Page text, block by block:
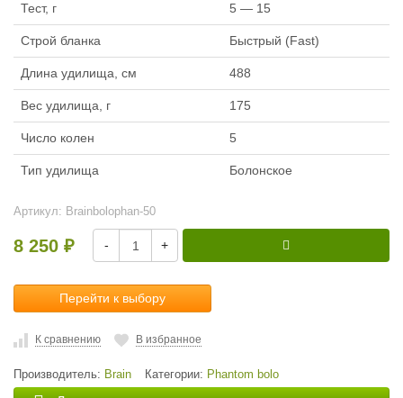
Тест, г 5 — 15
Строй бланка Быстрый (Fast)
Длина удилища, см 488
Вес удилища, г 175
Число колен 5
Тип удилища Болонское
Артикул: Brainbolophan-50
8 250 ₽ - +
Перейти к выбору
К сравнению В избранное
Производитель: Brain Категории: Phantom bolo